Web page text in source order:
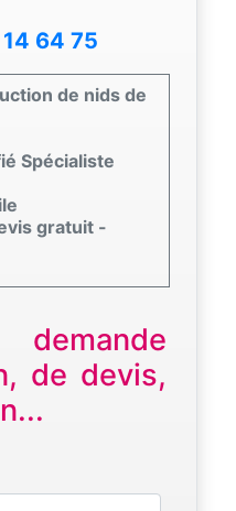
64 75
de nids de
Spécialiste
gratuit -
de devis,